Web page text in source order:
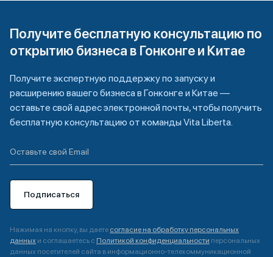
Получите бесплатную консультацию по
открытию бизнеса в Гонконге и Китае
Получите экспертную поддержку по запуску и
расширению вашего бизнеса в Гонконге и Китае —
оставьте свой адрес электронной почты, чтобы получить
бесплатную консультацию от команды Vita Liberta.
Подписаться
Нажимая на кнопку, вы даете согласие на обработку персональных
данных и соглашаетесь с Политикой конфиденциальности персональных
данных посетителей сайта в информационно-телекоммуникационной